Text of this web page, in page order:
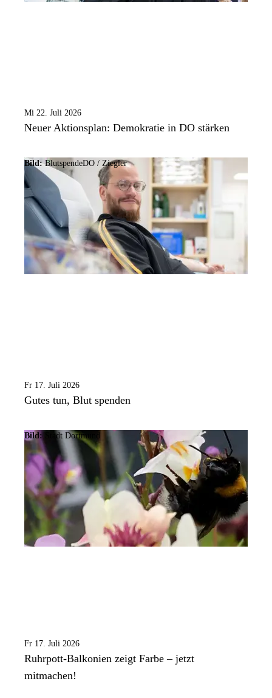
Mi 22. Juli 2026
Neuer Aktionsplan: Demokratie in DO stärken
Bild: BlutspendeDO / Ziegler
Fr 17. Juli 2026
Gutes tun, Blut spenden
Bild: Stadt Dortmund
Fr 17. Juli 2026
Ruhrpott-Balkonien zeigt Farbe – jetzt
mitmachen!